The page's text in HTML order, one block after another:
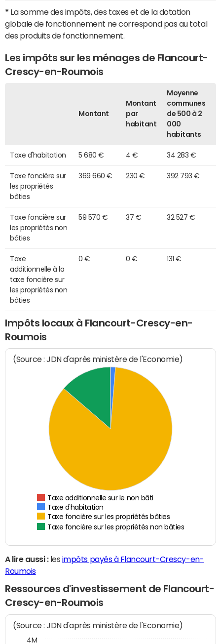
* La somme des impôts, des taxes et de la dotation
globale de fonctionnement ne correspond pas au total
des produits de fonctionnement.
Les impôts sur les ménages de Flancourt-
Crescy-en-Roumois
Montant
Montant
par
habitant
Moyenne
communes
de 500 à 2
000
habitants
Taxe d'habitation 5 680 € 4 € 34 283 €
Taxe foncière sur
les propriétés
bâties
369 660 € 230 € 392 793 €
Taxe foncière sur
les propriétés non
bâties
59 570 € 37 € 32 527 €
Taxe
additionnelle à la
taxe foncière sur
les propriétés non
bâties
0 € 0 € 131 €
Impôts locaux à Flancourt-Crescy-en-
Roumois
(Source : JDN d'après ministère de l'Economie)
Taxe additionnelle sur le non bâti
Taxe d'habitation
Taxe foncière sur les propriétés bâties
Taxe foncière sur les propriétés non bâties
A lire aussi :les impôts payés à Flancourt-Crescy-en-
Roumois
Ressources d'investissement de Flancourt-
Crescy-en-Roumois
(Source : JDN d'après ministère de l'Economie)
4M